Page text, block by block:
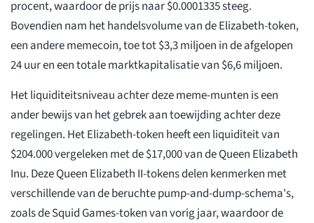
procent, waardoor de prijs naar $0.0001335 steeg.
Bovendien nam het handelsvolume van de Elizabeth-token,
een andere memecoin, toe tot $3,3 miljoen in de afgelopen
24 uur en een totale marktkapitalisatie van $6,6 miljoen.
Het liquiditeitsniveau achter deze meme-munten is een
ander bewijs van het gebrek aan toewijding achter deze
regelingen. Het Elizabeth-token heeft een liquiditeit van
$204.000 vergeleken met de $17,000 van de Queen Elizabeth
Inu. Deze Queen Elizabeth II-tokens delen kenmerken met
verschillende van de beruchte pump-and-dump-schema's,
zoals de Squid Games-token van vorig jaar, waardoor de